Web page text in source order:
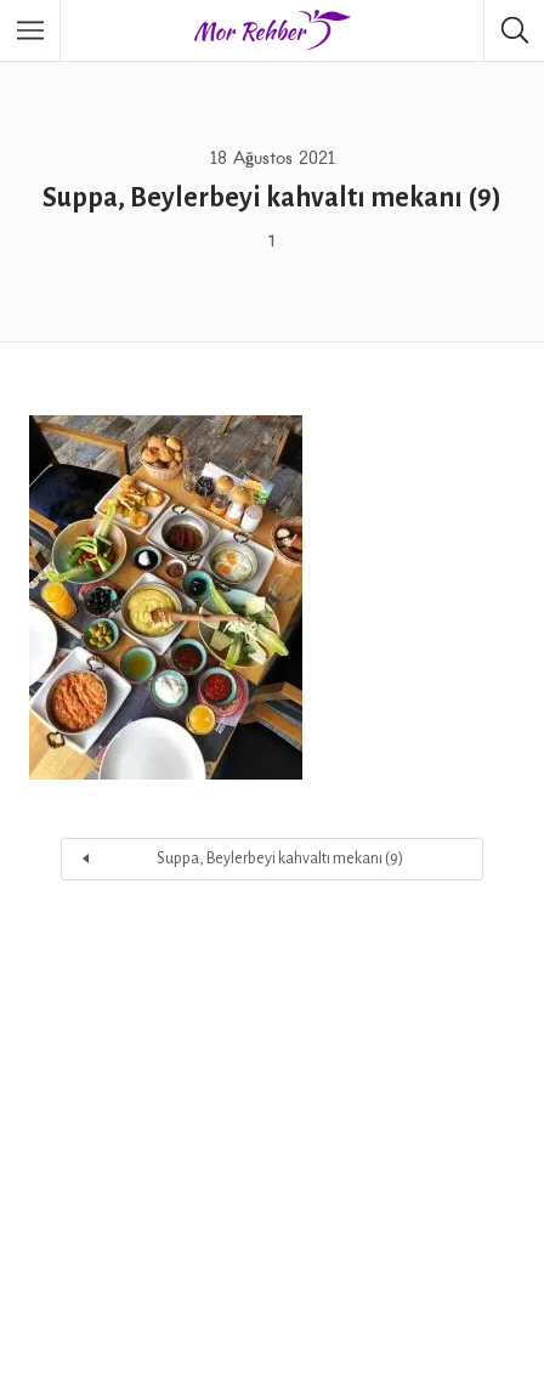
18 Ağustos 2021
Suppa, Beylerbeyi kahvaltı mekanı (9)
1
Suppa, Beylerbeyi kahvaltı mekanı (9)